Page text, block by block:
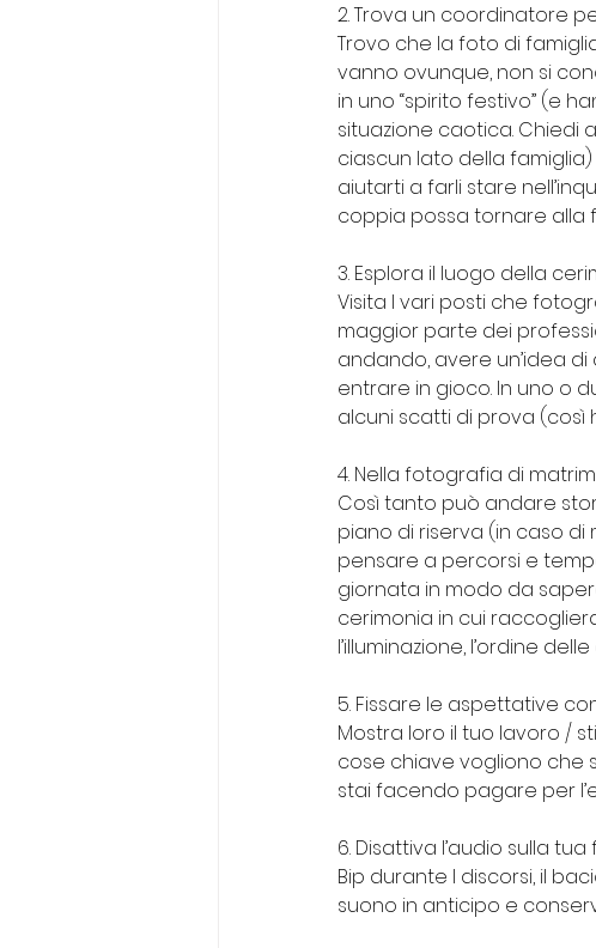
2. Trova un coordinatore
Trovo che la foto di
vanno ovunque, non si
in uno “spirito festivo” (e
situazione caotica. Chiedi
ciascun lato della famiglia)
aiutarti a farli stare
coppia possa tornare alla
3. Esplora il luogo della
Visita I vari posti che
maggior parte dei
andando, avere un’idea
entrare in gioco. In uno o
alcuni scatti di prova
4. Nella fotografia di
Così tanto può andare
piano di riserva (in caso
pensare a percorsi e
giornata in modo da
cerimonia in cui
l’illuminazione, l’ordine
5. Fissare le aspettative
Mostra loro il tuo lavoro /
cose chiave vogliono che
stai facendo pagare per
6. Disattiva l’audio sulla
Bip durante I discorsi, il
suono in anticipo e